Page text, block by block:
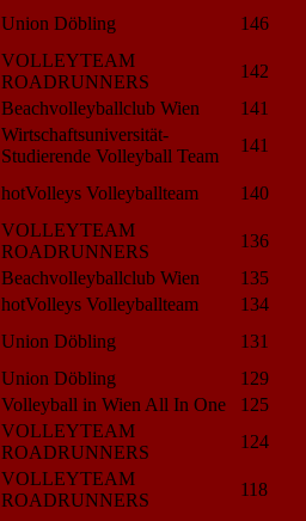
Union Döbling 146
VOLLEYTEAM
ROADRUNNERS
142
Beachvolleyballclub Wien
141
Wirtschaftsuniversität-
Studierende Volleyball Team
141
hotVolleys Volleyballteam 140
VOLLEYTEAM
ROADRUNNERS
136
Beachvolleyballclub Wien
135
hotVolleys Volleyballteam
134
Union Döbling
131
Union Döbling
129
Volleyball in Wien All In One
125
VOLLEYTEAM
ROADRUNNERS
124
VOLLEYTEAM
ROADRUNNERS
118